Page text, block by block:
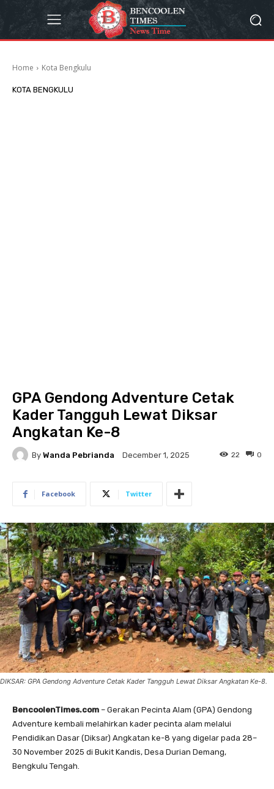
Home Kota Bengkulu
KOTA BENGKULU
GPA Gendong Adventure Cetak
Kader Tangguh Lewat Diksar
Angkatan Ke-8
By Wanda Pebrianda December 1, 2025 0
22
Facebook Twitter
DIKSAR: GPA Gendong Adventure Cetak Kader Tangguh Lewat Diksar Angkatan Ke-8.
BencoolenTimes.com – Gerakan Pecinta Alam (GPA) Gendong
Adventure kembali melahirkan kader pecinta alam melalui
Pendidikan Dasar (Diksar) Angkatan ke-8 yang digelar pada 28–
30 November 2025 di Bukit Kandis, Desa Durian Demang,
Bengkulu Tengah.